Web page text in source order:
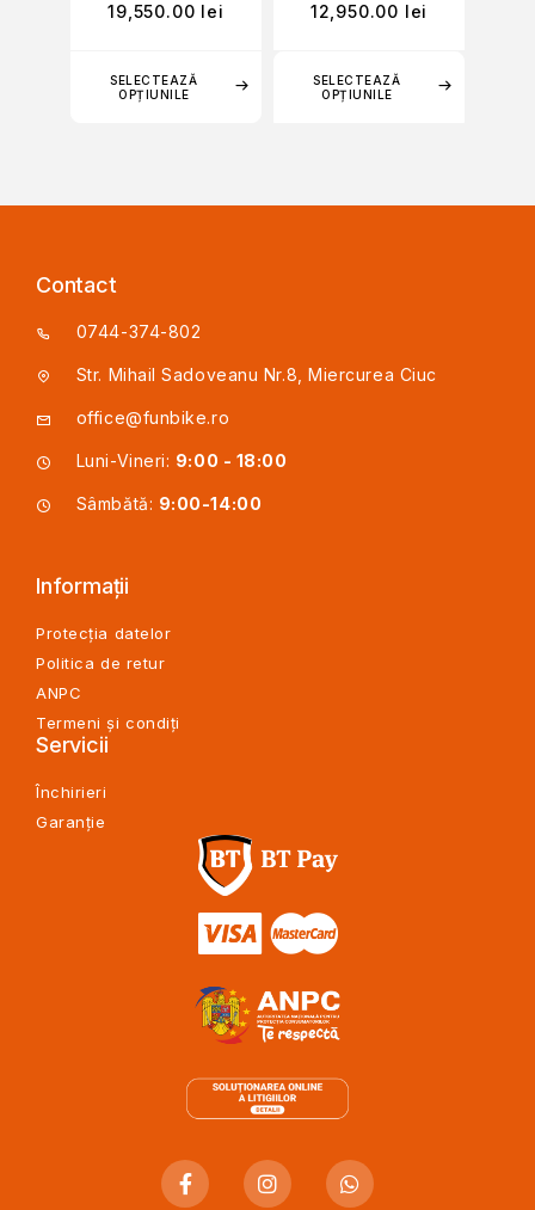
SELECTEAZĂ
OPȚIUNILE
19,550.00 lei
SELECTEAZĂ
OPȚIUNILE
12,950.00 lei
Contact
0744-374-802
Str. Mihail Sadoveanu Nr.8, Miercurea Ciuc
office@funbike.ro
Luni-Vineri: 9:00 - 18:00
Sâmbătă: 9:00-14:00
Informații
Protecția datelor
Politica de retur
ANPC
Termeni și condiți
Servicii
Închirieri
Garanție